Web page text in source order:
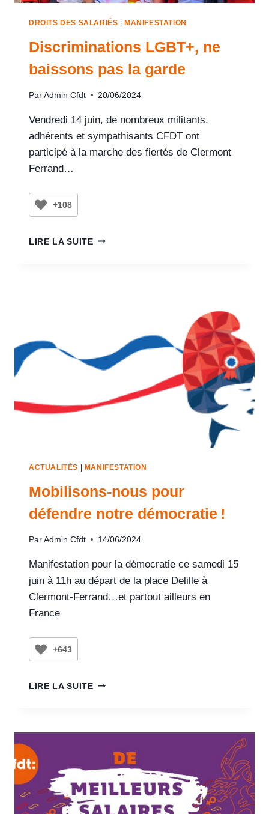
DROITS DES SALARIÉS MANIFESTATION
Discriminations LGBT+, ne
baissons pas la garde
Par Admin Cfdt 20/06/2024
Vendredi 14 juin, de nombreux militants,
adhérents et sympathisants CFDT ont
participé à la marche des fiertés de Clermont
Ferrand…
+108
LIRE LA SUITE
ACTUALITÉS MANIFESTATION
Mobilisons-nous pour
défendre notre démocratie !
Par Admin Cfdt 14/06/2024
Manifestation pour la démocratie ce samedi 15
juin à 11h au départ de la place Delille à
Clermont-Ferrand…et partout ailleurs en
France
+643
LIRE LA SUITE